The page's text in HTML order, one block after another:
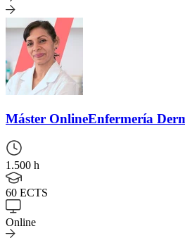
Máster OnlineEnfermería
1.500 h
60 ECTS
Online